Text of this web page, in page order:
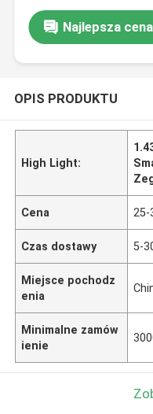
dzwonienia, zakupy,
połączeń, dla
Najlepsza cena
OPIS PRODUKTU
High Light:
Cena 25-
Czas dostawy 5-
Miejsce pochodz
enia
Minimalne zamów
ienie